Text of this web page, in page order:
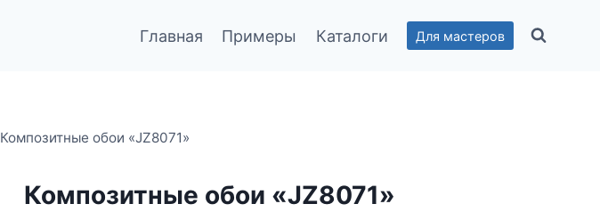
Главная Примеры Каталоги Для мастеров
Композитные обои «JZ8071»
Композитные обои «JZ8071»